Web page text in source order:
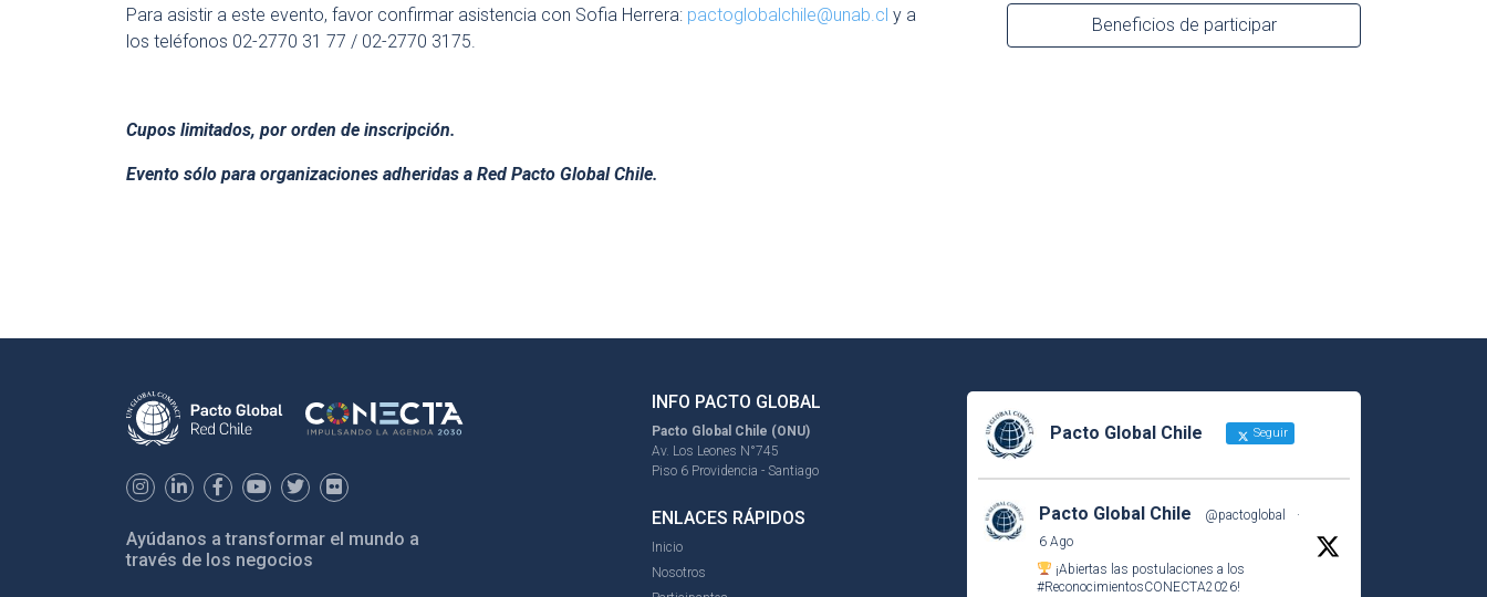
Para asistir a este evento, favor confirmar asistencia con Sofia Herrera: pactoglobalchile@unab.cl y a
los teléfonos 02-2770 31 77 / 02-2770 3175.
Cupos limitados, por orden de inscripción.
Evento sólo para organizaciones adheridas a Red Pacto Global Chile.
Beneficios de participar
Ayúdanos a transformar el mundo a
través de los negocios
INFO PACTO GLOBAL
Pacto Global Chile (ONU)
Av. Los Leones N°745
Piso 6 Providencia - Santiago
ENLACES RÁPIDOS
Inicio
Nosotros
Pacto Global Chile Seguir
Pacto Global Chile @pactoglobal
·
6 Ago
¡Abiertas las postulaciones a los
#ReconocimientosCONECTA2026!